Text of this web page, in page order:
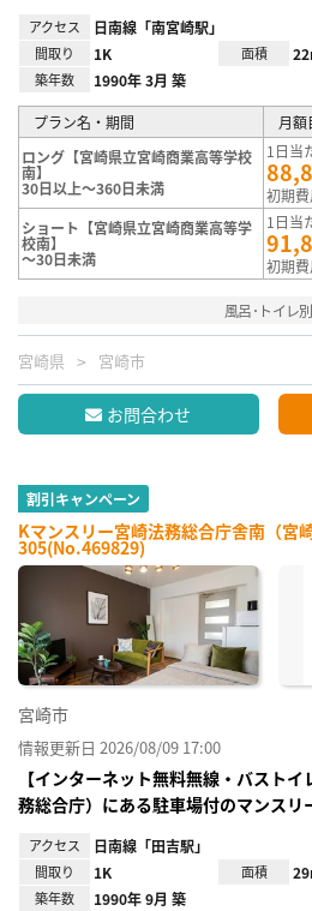
アクセス 日南線「南宮崎駅」
間取り 1K 面積
築年数 1990年 3月 築
プラン名・期間
月額
ロング【宮崎県立宮崎商業高等学校
南】
30日以上～360日未満
1日当
初期
ショート【宮崎県立宮崎商業高等学
校南】
～30日未満
1日当
初期
風呂･トイレ別
宮崎県 宮崎市
お問合わせ
割引キャンペーン
Kマンスリー宮崎法務総合庁舎南（宮
305(No.469829)
宮崎市
情報更新日 2026/08/09 17:00
【インターネット無料無線・バスト
務総合庁）にある駐車場付のマンス
アクセス 日南線「田吉駅」
間取り 1K 面積
築年数 1990年 9月 築